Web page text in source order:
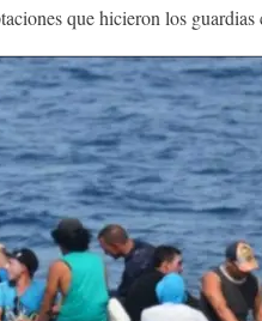
que hicieron los